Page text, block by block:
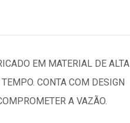
EM MATERIAL DE ALTA
CONTA COM DESIGN
A VAZÃO.